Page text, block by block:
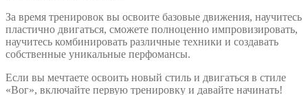
За время тренировок вы освоите базовые движения, научитесь
пластично двигаться, сможете полноценно импровизировать,
научитесь комбинировать различные техники и создавать
собственные уникальные перфомансы.
Если вы мечтаете освоить новый стиль и двигаться в стиле
«Вог», включайте первую тренировку и давайте начинать!